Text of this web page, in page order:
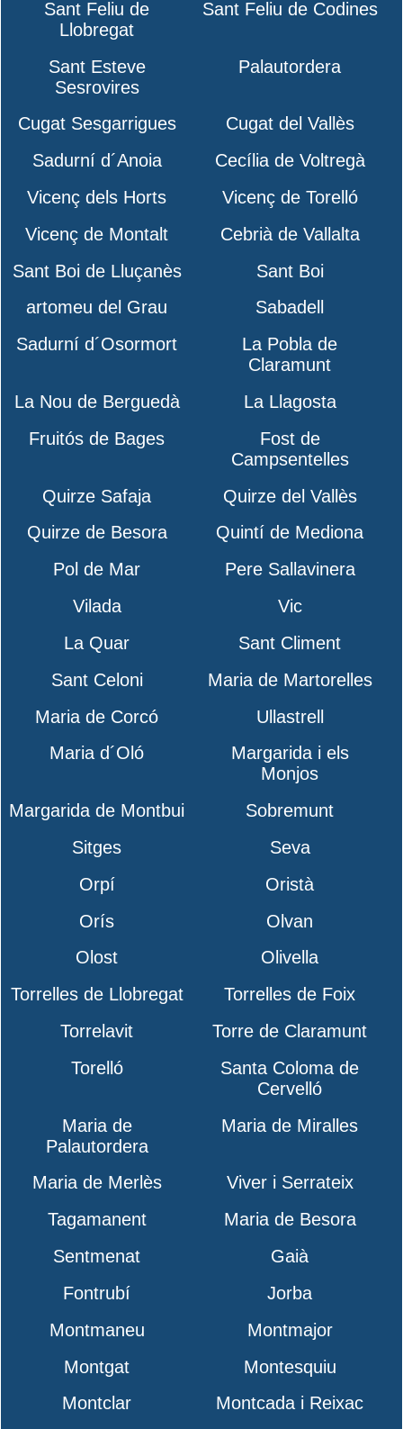
Sant Feliu de
Llobregat
Sant Feliu de Codines
Sant Esteve
Sesrovires
Palautordera
Cugat Sesgarrigues
Cugat del Vallès
Sadurní d´Anoia
Cecília de Voltregà
Vicenç dels Horts
Vicenç de Torelló
Vicenç de Montalt
Cebrià de Vallalta
Sant Boi de Lluçanès
Sant Boi
artomeu del Grau
Sabadell
Sadurní d´Osormort
La Pobla de
Claramunt
La Nou de Berguedà
La Llagosta
Fruitós de Bages
Fost de
Campsentelles
Quirze Safaja
Quirze del Vallès
Quirze de Besora
Quintí de Mediona
Pol de Mar
Pere Sallavinera
Vilada
Vic
La Quar
Sant Climent
Sant Celoni
Maria de Martorelles
Maria de Corcó
Ullastrell
Maria d´Oló
Margarida i els
Monjos
Margarida de Montbui
Sobremunt
Sitges
Seva
Orpí
Oristà
Orís
Olvan
Olost
Olivella
Torrelles de Llobregat
Torrelles de Foix
Torrelavit
Torre de Claramunt
Torelló
Santa Coloma de
Cervelló
Maria de
Palautordera
Maria de Miralles
Maria de Merlès
Viver i Serrateix
Tagamanent
Maria de Besora
Sentmenat
Gaià
Fontrubí
Jorba
Montmaneu
Montmajor
Montgat
Montesquiu
Montclar
Montcada i Reixac